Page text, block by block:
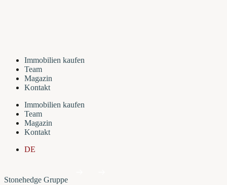
Immobilien kaufen
Team
Magazin
Kontakt
Immobilien kaufen
Team
Magazin
Kontakt
DE
Stonehedge Gruppe